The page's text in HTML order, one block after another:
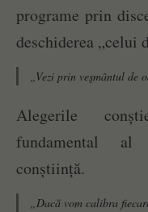
programe prin
deschiderea „celui
„Vezi prin veşmântul de
Alegerile
fundamental
conștiință.
„Dacă vom calibra